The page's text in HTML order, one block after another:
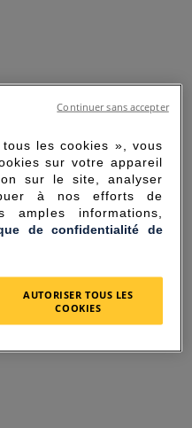
THE
OCCURRED.
les cookies », vous
sur votre appareil
sur le site, analyser
à nos efforts de
informations,
de confidentialité de
AUTORISER TOUS LES
COOKIES
Continuer sans accepter